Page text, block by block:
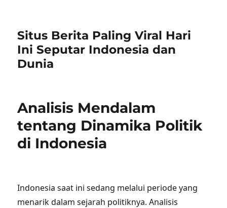
Situs Berita Paling Viral Hari
Ini Seputar Indonesia dan
Dunia
Analisis Mendalam
tentang Dinamika Politik
di Indonesia
Indonesia saat ini sedang melalui periode yang
menarik dalam sejarah politiknya. Analisis